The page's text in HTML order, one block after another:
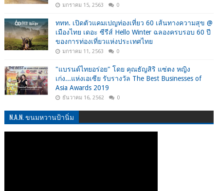
มกราคม 15, 2563 0
ททท. เปิดตัวแคมเปญท่องเที่ยว 60 เส้นทางความสุข @
เมืองไทย เดอะ ซีรีส์ Hello Winter ฉลองครบรอบ 60 ปี
ของการท่องเที่ยวแห่งประเทศไทย
มกราคม 11, 2563 0
"แบรนด์ไทยอร่อย" โดย คุณธัญสิริ แซ่ตง หญิง
เก่ง...แห่งเอเซีย รับรางวัล The Best Businesses of
Asia Awards 2019
ธันวาคม 16, 2562 0
N.A.N. ขนมหวานป้านิ่ม